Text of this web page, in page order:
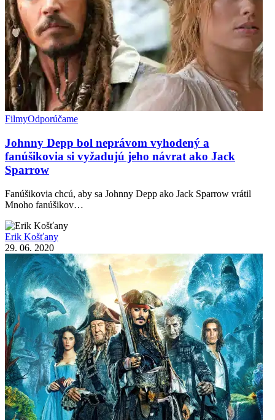
FilmyOdporúčame
Johnny Depp bol neprávom vyhodený a
fanúšikovia si vyžadujú jeho návrat ako Jack
Sparrow
Fanúšikovia chcú, aby sa Johnny Depp ako Jack Sparrow vrátil
Mnoho fanúšikov…
Erik Košťany
29. 06. 2020